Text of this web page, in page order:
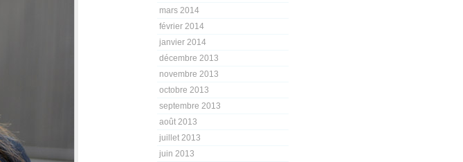
mars 2014
février 2014
janvier 2014
décembre 2013
novembre 2013
octobre 2013
septembre 2013
août 2013
juillet 2013
juin 2013